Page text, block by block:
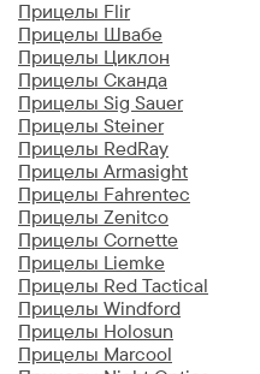
Прицелы Flir
Прицелы Швабе
Прицелы Циклон
Прицелы Сканда
Прицелы Sig Sauer
Прицелы Steiner
Прицелы RedRay
Прицелы Armasight
Прицелы Fahrentec
Прицелы Zenitco
Прицелы Cornette
Прицелы Liemke
Прицелы Red Tactical
Прицелы Windford
Прицелы Holosun
Прицелы Marcool